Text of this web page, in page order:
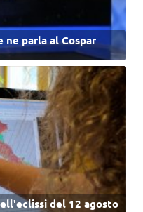
parla al Cospar
del 12 agosto